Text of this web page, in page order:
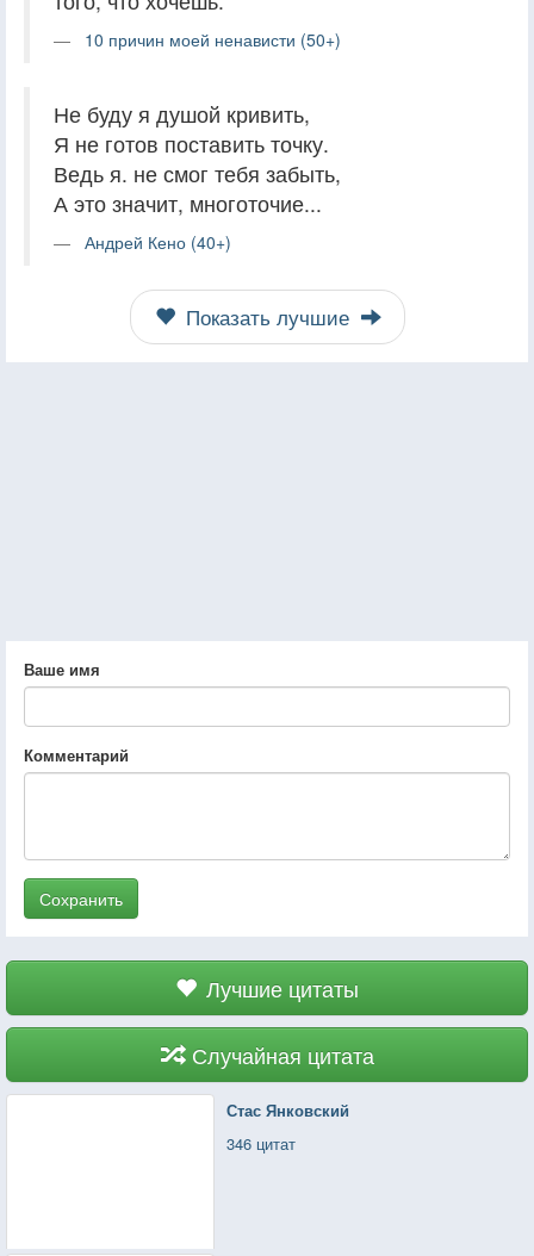
10 причин моей ненависти (50+)
Не буду я душой кривить,
Я не готов поставить точку.
Ведь я. не смог тебя забыть,
А это значит, многоточие...
Андрей Кено (40+)
Показать лучшие
Ваше имя
Комментарий
Сохранить
Лучшие цитаты
Случайная цитата
Стас Янковский
346 цитат